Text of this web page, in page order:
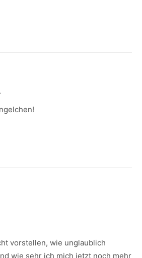
vorstellen, wie unglaublich
wie sehr ich mich jetzt noch mehr